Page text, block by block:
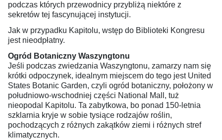
podczas których przewodnicy przybliżą niektóre z
sekretów tej fascynującej instytucji.
Jak w przypadku Kapitolu, wstęp do Biblioteki Kongresu
jest nieodpłatny.
Ogród Botaniczny Waszyngtonu
Jeśli podczas zwiedzania Waszyngtonu, zamarzy nam się
krótki odpoczynek, idealnym miejscem do tego jest United
States Botanic Garden, czyli ogród botaniczny, położony w
południowo-wschodniej części National Mall, tuż
nieopodal Kapitolu. Ta zabytkowa, bo ponad 150-letnia
szklarnia kryje w sobie tysiące rodzajów roślin,
pochodzących z różnych zakątków ziemi i różnych stref
klimatycznych.